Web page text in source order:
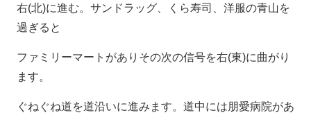
右(北)に進む。サンドラッグ、くら寿司、洋服の青山を
過ぎると
ファミリーマートがありその次の信号を右(東)に曲がり
ます。
ぐねぐね道を道沿いに進みます。道中には朋愛病院があ